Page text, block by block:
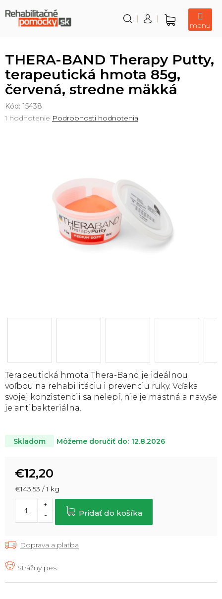
na
obsah
Nákupný
THERA-BAND Therapy Putty,
terapeutická hmota 85g,
červená, stredne mäkká
Kód: 15438
Priemerné
1 hodnotenie Podrobnosti hodnotenia
Skladom Môžeme doručiť do: 12.8.2026
€12,20
Jednotková
cena:
€143,53 / 1 kg
Pridať do košíka
Terapeutická hmota Thera-Band je ideálnou
voľbou na rehabilitáciu i prevenciu ruky. Vďaka
svojej konzistencii sa nelepí, nie je mastná a navyše
je antibakteriálna.
Doprava a platba